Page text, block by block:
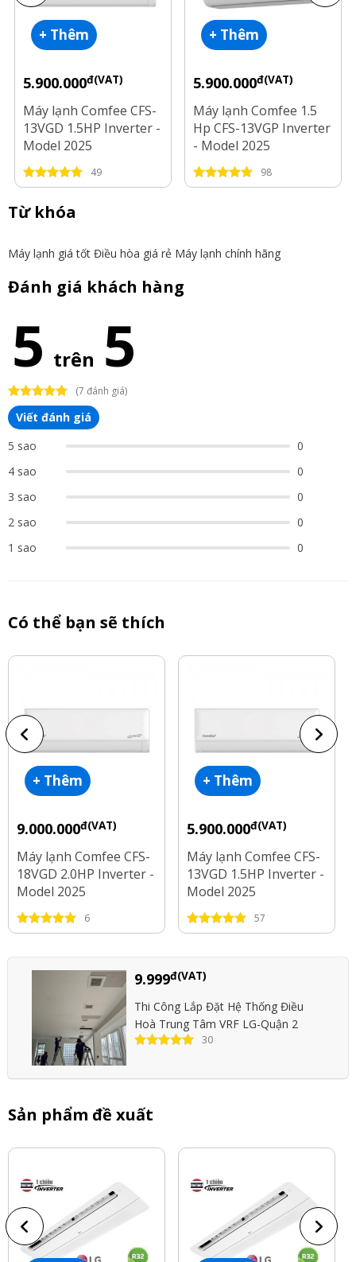
+ Thêm
5.900.000đ(VAT)
Máy lạnh Comfee CFS-
13VGD 1.5HP Inverter -
Model 2025
49
+ Thêm
5.900.000đ(VAT)
Máy lạnh Comfee 1.5
Hp CFS-13VGP Inverter
- Model 2025
98
Từ khóa
Máy lạnh giá tốt Điều hòa giá rẻ Máy lạnh chính hãng
Đánh giá khách hàng
5 trên 5
(7 đánh giá)
Viết đánh giá
5 sao
0
4 sao
0
3 sao
0
2 sao
0
1 sao
0
Có thể bạn sẽ thích
+ Thêm
9.000.000đ(VAT)
Máy lạnh Comfee CFS-
18VGD 2.0HP Inverter -
Model 2025
6
+ Thêm
5.900.000đ(VAT)
Máy lạnh Comfee CFS-
13VGD 1.5HP Inverter -
Model 2025
57
9.999đ(VAT)
Thi Công Lắp Đặt Hệ Thống Điều
Hoà Trung Tâm VRF LG-Quận 2
30
Sản phẩm đề xuất